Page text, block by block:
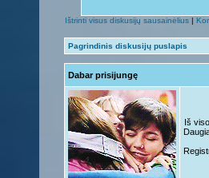
Anny!« Sek 13 Rgs, 2015
Giedryte.« Sek 13 Rgs, 2015
Anny!« Pir 07 Rgs, 2015 9:14
Giedryte.« Pir 07 Rgs, 2015
Anny!« Pen 04 Rgs, 2015
Giedryte.« Pen 04 Rgs, 2015
Ištrinti visus diskusijų sausainėlius |
Pagrindinis diskusijų puslapis
Dabar prisijungę
Iš